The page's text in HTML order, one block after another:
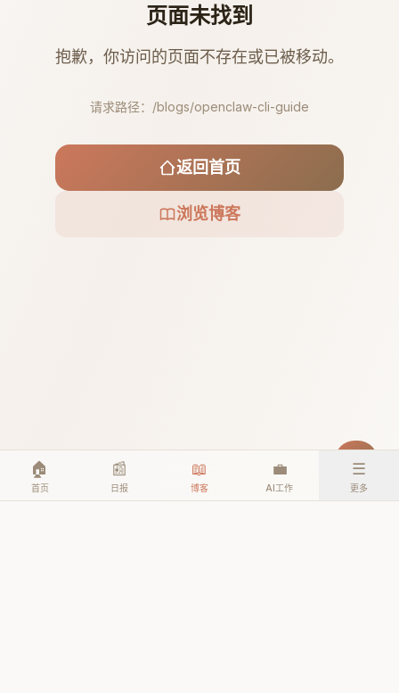
页面未找到
抱歉，你访问的页面不存在或已被移动。
请求路径： /blogs/openclaw-cli-guide
返回首页
浏览博客
🏠
首页
📰
日报
📖
博客
💼
AI工作
☰
更多